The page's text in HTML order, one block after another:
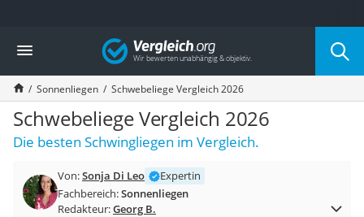
Die beliebtesten Vergleiche nach Kategorie
Baumarkt
Tresor feuerfest
Makita-Akku-Rasenmäher
Kappsäge
Smartes Türschloss
Akku-Rasentrimmer
Split-Klimaanlage 2 Innengeräte
Pelletofen
Vergleich
Sonnenliegen Schwebeliege Vergleich 2026
Schwebeliege Vergleich 2026
Die besten Schwingliegen im Vergleich.
Von:Sonja Di Leo
Expertin
Fachbereich:Sonnenliegen
Redakteur:Georg B.